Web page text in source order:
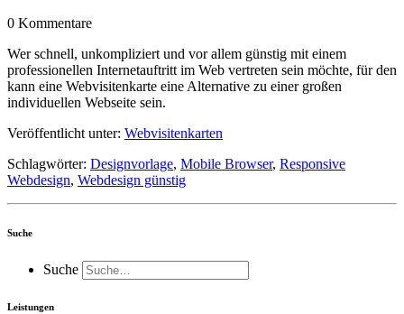
0 Kommentare
Wer schnell, unkompliziert und vor allem günstig mit einem
professionellen Internetauftritt im Web vertreten sein möchte, für den
kann eine Webvisitenkarte eine Alternative zu einer großen
individuellen Webseite sein.
Veröffentlicht unter: Webvisitenkarten
Schlagwörter: Designvorlage, Mobile Browser, Responsive
Webdesign, Webdesign günstig
Suche
Suche
Leistungen